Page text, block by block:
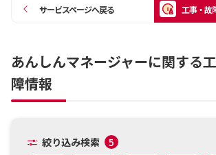
OCNのお客さまはこちら
工事・
サービスページへ戻る 工事・故
あんしんマネージャーに関する
障情報
絞り込み検索
5